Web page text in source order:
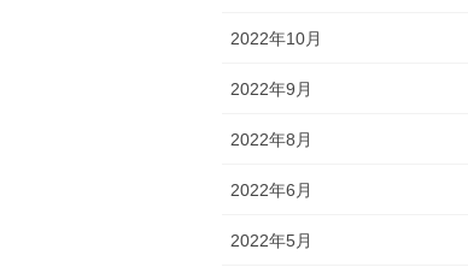
2022年10月
2022年9月
2022年8月
2022年6月
2022年5月